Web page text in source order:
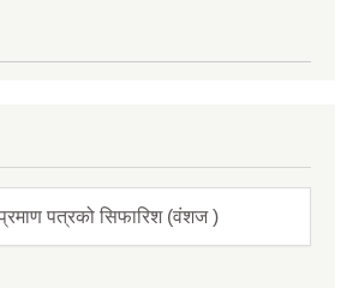
पत्रको सिफारिश (वंशज )